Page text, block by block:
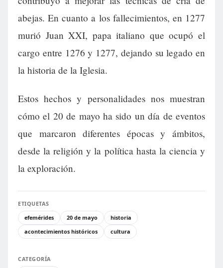
abejas. En cuanto a los fallecimientos, en 1277
murió Juan XXI, papa italiano que ocupó el
cargo entre 1276 y 1277, dejando su legado en
la historia de la Iglesia.
Estos hechos y personalidades nos muestran
cómo el 20 de mayo ha sido un día de eventos
que marcaron diferentes épocas y ámbitos,
desde la religión y la política hasta la ciencia y
la exploración.
ETIQUETAS
efemérides
20 de mayo
historia
acontecimientos históricos
cultura
CATEGORÍA